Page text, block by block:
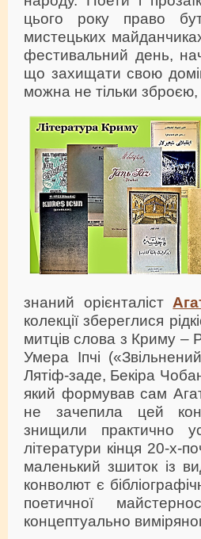
цього року право
мистецьких
фестивальний день,
що захищати свою
можна не тільки
знаний орієнталіст
колекції збереглися
митців слова з Криму –
Умера Іпчі
Лятіф-заде, Бекіра
який формував сам
не зачепила цей
знищили практично
літератури кінця 20-х-
маленький зшиток із
конволют є
поетичної
концептуально